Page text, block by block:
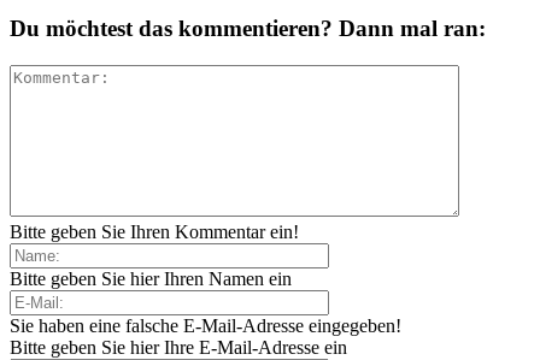
Du möchtest das kommentieren? Dann mal ran:
Bitte geben Sie Ihren Kommentar ein!
Bitte geben Sie hier Ihren Namen ein
Sie haben eine falsche E-Mail-Adresse eingegeben!
Bitte geben Sie hier Ihre E-Mail-Adresse ein